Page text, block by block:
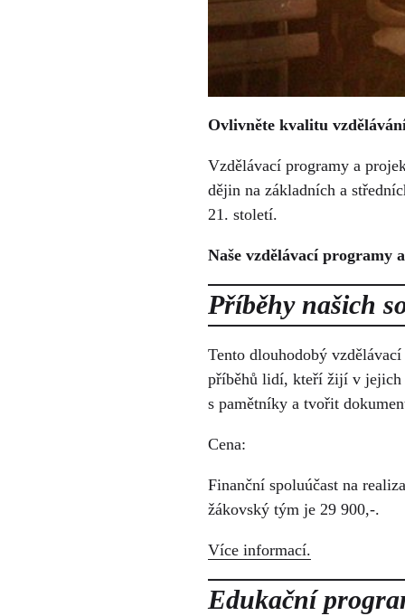
Ovlivněte kvalitu
Vzdělávací programy a
dějin na základních a
21. století.
Naše vzdělávací programy
Příběhy našich
Tento dlouhodobý
příběhů lidí, kteří žijí v jejich
s pamětníky a tvořit
Cena:
Finanční spoluúčast na
žákovský tým je 29 900,-.
Více informací.
Edukační